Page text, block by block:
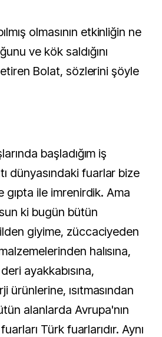
olmasının etkinliğin ne
ve kök saldığını
Bolat, sözlerini şöyle
başladığım iş
dünyasındaki fuarlar bize
ile imrenirdik. Ama
ki bugün bütün
giyime, züccaciyeden
halısına,
ayakkabısına,
ürünlerine, ısıtmasından
alanlarda Avrupa'nın
Türk fuarlarıdır. Aynı